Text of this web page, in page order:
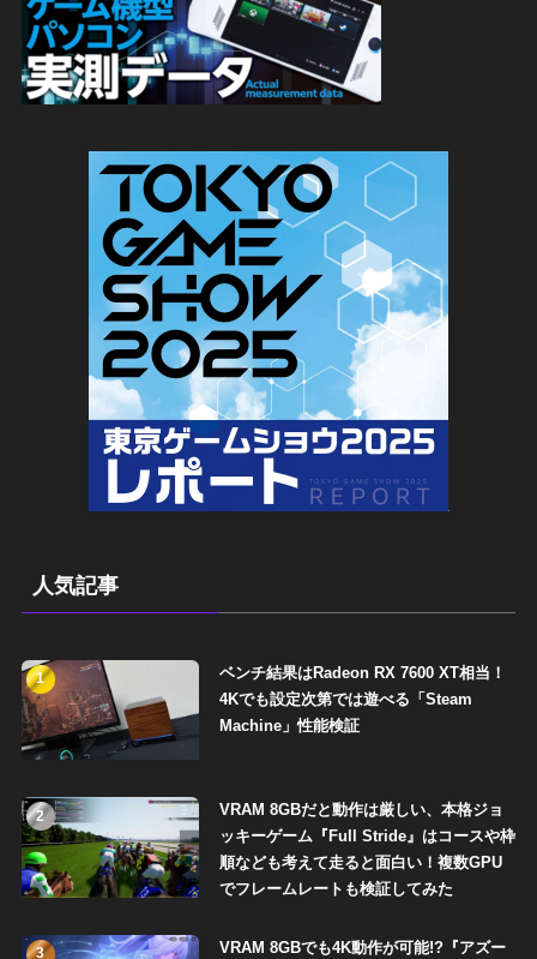
人気記事
1
ベンチ結果はRadeon RX 7600 XT相当！
4Kでも設定次第では遊べる「Steam
Machine」性能検証
2
VRAM 8GBだと動作は厳しい、本格ジョ
ッキーゲーム『Full Stride』はコースや枠
順なども考えて走ると面白い！複数GPU
でフレームレートも検証してみた
3 VRAM 8GBでも4K動作が可能!?『アズー